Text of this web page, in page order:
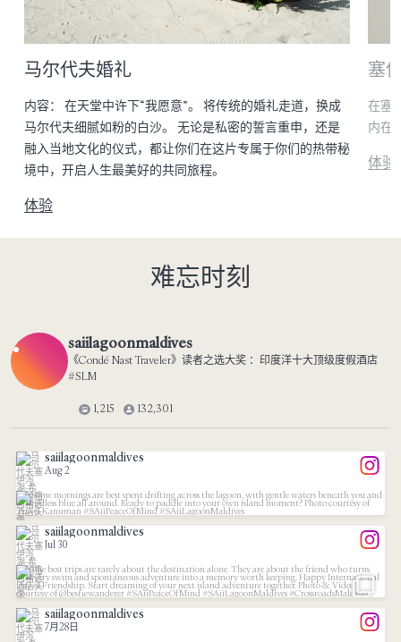
马尔代夫婚礼
内容： 在天堂中许下“我愿意”。 将传统的婚礼走道，换成
马尔代夫细腻如粉的白沙。 无论是私密的誓言重申，还是
融入当地文化的仪式，都让你们在这片专属于你们的热带秘
境中，开启人生最美好的共同旅程。
体验
塞
在塞
内在
体验
难忘时刻
saiilagoonmaldives
《Condé Nast Traveler》读者之选大奖 ：印度洋十大顶级度假酒店
#SLM
1,215 132,301
saiilagoonmaldives
Aug 2
Some mornings are best spent drifting across the...
137 1
saiilagoonmaldives
Jul 30
The best trips are rarely about the destination...
217 2
saiilagoonmaldives
7月28日